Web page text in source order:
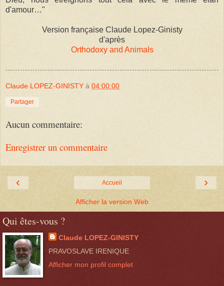
d'amour…"
Version française Claude Lopez-Ginisty
d'après
Orthodoxy and Animals
Claude LOPEZ-GINISTY à 04:00:00
Partager
Aucun commentaire:
Enregistrer un commentaire
‹ ›
Accueil
Afficher la version Web
Qui êtes-vous ?
Claude LOPEZ-GINISTY
PRAVOSLAVE IRENIQUE
Afficher mon profil complet